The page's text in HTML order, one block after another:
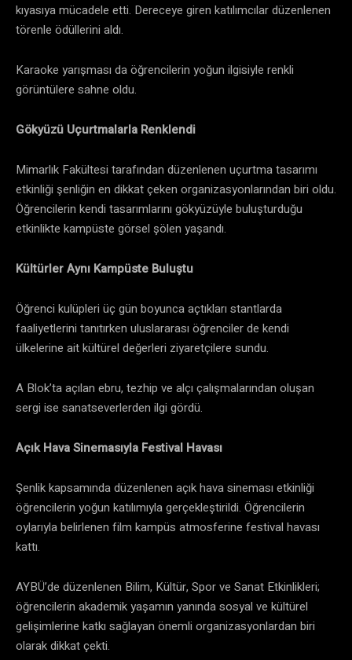
kıyasıya mücadele etti. Dereceye giren katılımcılar düzenlenen
törenle ödüllerini aldı.
Karaoke yarışması da öğrencilerin yoğun ilgisiyle renkli
görüntülere sahne oldu.
Gökyüzü Uçurtmalarla Renklendi
Mimarlık Fakültesi tarafından düzenlenen uçurtma tasarımı
etkinliği şenliğin en dikkat çeken organizasyonlarından biri oldu.
Öğrencilerin kendi tasarımlarını gökyüzüyle buluşturduğu
etkinlikte kampüste görsel şölen yaşandı.
Kültürler Aynı Kampüste Buluştu
Öğrenci kulüpleri üç gün boyunca açtıkları stantlarda
faaliyetlerini tanıtırken uluslararası öğrenciler de kendi
ülkelerine ait kültürel değerleri ziyaretçilere sundu.
A Blok’ta açılan ebru, tezhip ve alçı çalışmalarından oluşan
sergi ise sanatseverlerden ilgi gördü.
Açık Hava Sinemasıyla Festival Havası
Şenlik kapsamında düzenlenen açık hava sineması etkinliği
öğrencilerin yoğun katılımıyla gerçekleştirildi. Öğrencilerin
oylarıyla belirlenen film kampüs atmosferine festival havası
kattı.
AYBÜ’de düzenlenen Bilim, Kültür, Spor ve Sanat Etkinlikleri;
öğrencilerin akademik yaşamın yanında sosyal ve kültürel
gelişimlerine katkı sağlayan önemli organizasyonlardan biri
olarak dikkat çekti.